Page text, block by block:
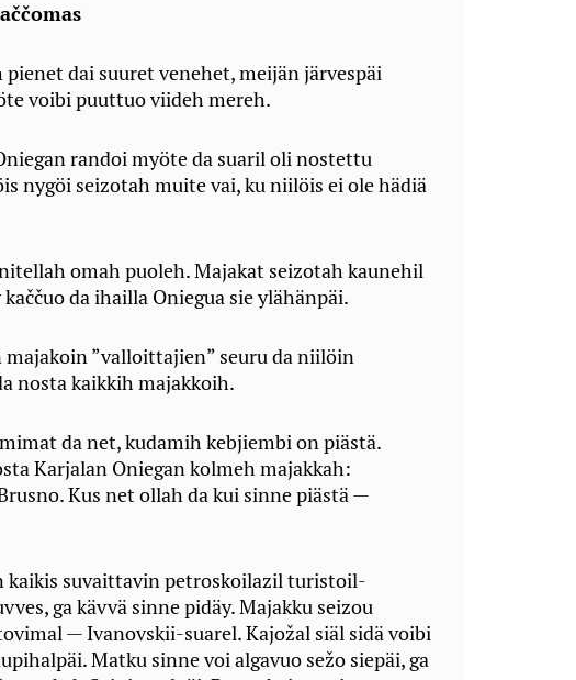
dai suuret venehet, meijän järvespäi
voibi puuttuo viideh mereh.
randoi myöte da suaril oli nostettu
nygöi seizotah muite vai, ku niilöis ei ole hädiä
omah puoleh. Majakat seizotah kaunehil
da ihailla Oniegua sie ylähänpäi.
majakoin ”valloittajien” seuru da niilöin
nosta kaikkih majakkoih.
da net, kudamih kebjiembi on piästä.
Karjalan Oniegan kolmeh majakkah:
Kus net ollah da kui sinne piästä —
kaikis suvaittavin petroskoilazil turistoil-
ga kävvä sinne pidäy. Majakku seizou
— Ivanovskii-suarel. Kajožal siäl sidä voibi
Matku sinne voi algavuo sežo siepäi, ga